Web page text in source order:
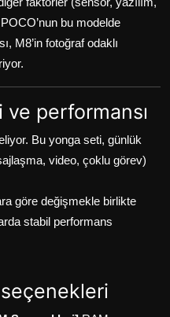
bu modelde
M8’in fotoğraf odaklı
performansı
Bu yonga seti, günlük
video, çoklu görev)
göre değişmekle birlikte
stabil performans